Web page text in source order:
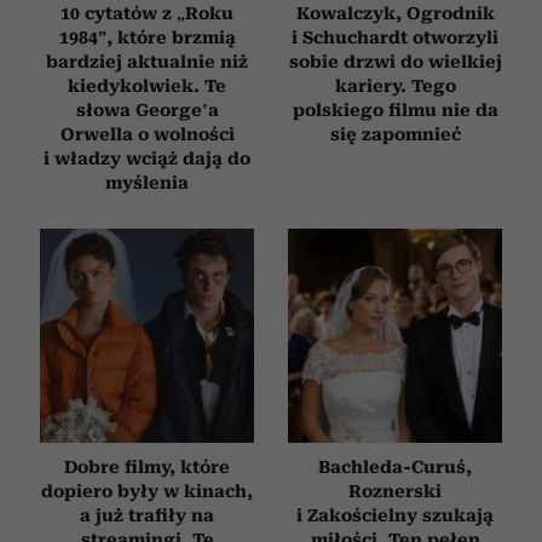
korzystasz z naszej witryny, udostępniamy partnerom
społecznościowym, reklamowym i analitycznym.
Partnerzy mogą połączyć te informacje z innymi danymi
otrzymanymi od Ciebie lub uzyskanymi podczas
korzystania z ich usług.
10 cytatów z „Roku
1984”, które brzmią
bardziej aktualnie niż
kiedykolwiek. Te
słowa George’a
Orwella o wolności
i władzy wciąż dają do
myślenia
Kowalczyk, Ogrodnik
i Schuchardt otworzyli
sobie drzwi do wielkiej
kariery. Tego
polskiego filmu nie da
się zapomnieć
Dobre filmy, które
dopiero były w kinach,
a już trafiły na
Bachleda-Curuś,
Roznerski
i Zakościelny szukają